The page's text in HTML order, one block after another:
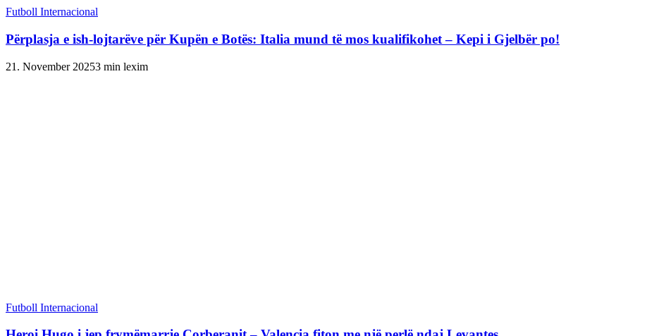
Futboll Internacional
Përplasja e ish-lojtarëve për Kupën e Botës: Italia mund të mos kualifikohet – Kepi i Gjelbër po!
21. November 20253 min lexim
Futboll Internacional